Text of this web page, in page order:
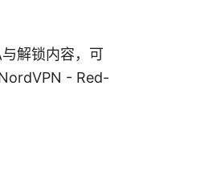
解锁内容，可
- Red-